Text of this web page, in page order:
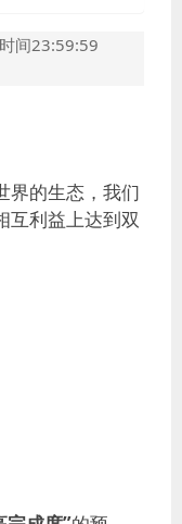
间23:59:59
界的生态，我们
互利益上达到双